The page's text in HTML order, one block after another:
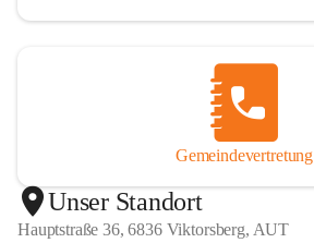
Gemeindevertretung
Unser Standort
Hauptstraße 36, 6836 Viktorsberg, AUT